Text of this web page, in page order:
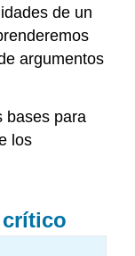
de un
argumentos
bases para
los
crítico